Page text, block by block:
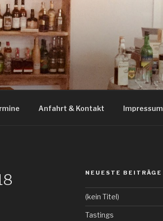
Anfahrt & Kontakt Impressum
NEUESTE BEITRÄGE
(kein Titel)
Tastings